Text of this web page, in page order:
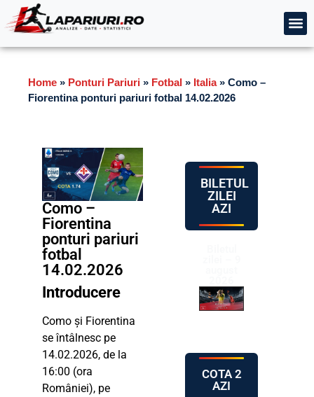
Home » Ponturi Pariuri » Fotbal » Italia» Como –
Fiorentina ponturi pariuri fotbal 14.02.2026
Como –
Fiorentina
ponturi pariuri
fotbal
14.02.2026
Introducere
Como și Fiorentina
se întâlnesc pe
14.02.2026, de la
16:00 (ora
României), pe
BILETUL
ZILEI
AZI
COTA 2
AZI